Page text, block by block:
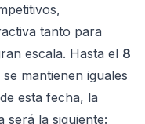
tanto para
escala. Hasta el 8
mantienen iguales
esta fecha, la
será la siguiente: